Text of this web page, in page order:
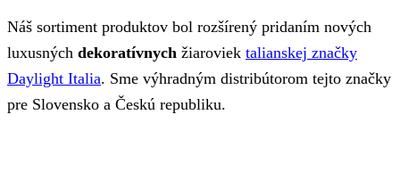
Náš sortiment produktov bol rozšírený pridaním nových
luxusných dekoratívnych žiaroviek talianskej značky
Daylight Italia. Sme výhradným distribútorom tejto značky
pre Slovensko a Českú republiku.